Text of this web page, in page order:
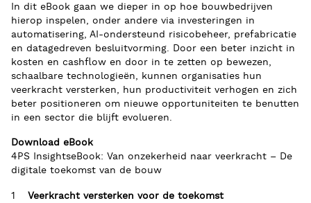
In dit eBook gaan we dieper in op hoe bouwbedrijven
hierop inspelen, onder andere via investeringen in
automatisering, AI-ondersteund risicobeheer, prefabricatie
en datagedreven besluitvorming. Door een beter inzicht in
kosten en cashflow en door in te zetten op bewezen,
schaalbare technologieën, kunnen organisaties hun
veerkracht versterken, hun productiviteit verhogen en zich
beter positioneren om nieuwe opportuniteiten te benutten
in een sector die blijft evolueren.
Download eBook
4PS InsightseBook: Van onzekerheid naar veerkracht – De
digitale toekomst van de bouw
Veerkracht versterken voor de toekomst